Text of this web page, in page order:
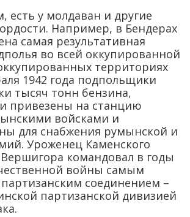
есть у молдаван и другие
Например, в Бендерах
самая результативная
во всей оккупированной
территориях
1942 года подпольщики
тысяч тонн бензина,
привезены на станцию
войсками и
для снабжения румынской и
Уроженец Каменского
командовал в годы
войны самым
соединением –
партизанской дивизией